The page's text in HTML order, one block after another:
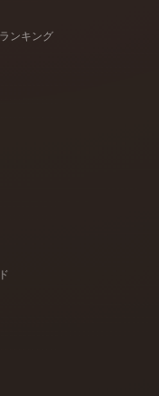
Character
Design
ンキング